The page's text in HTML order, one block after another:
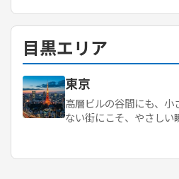
目黒エリア
東京
高層ビルの谷間にも、
ない街にこそ、やさしい